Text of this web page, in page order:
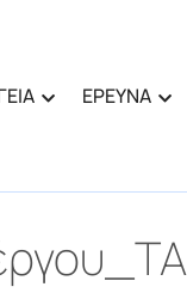
ΕΡΕΥΝΑ